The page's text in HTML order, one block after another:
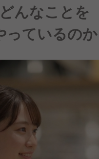
んなことを
っているのか